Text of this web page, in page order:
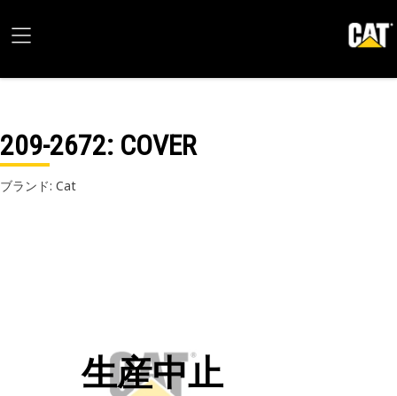
209-2672: COVER
ブランド: Cat
生産中止